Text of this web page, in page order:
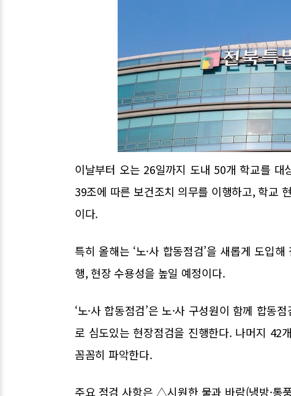
이날부터 오는 26일까지 도내 50개 학교를 대
39조에 따른 보건조치 의무를 이행하고, 학교
이다.
특히 올해는 ‘노·사 합동점검’을 새롭게 도입
행, 현장 수용성을 높일 예정이다.
‘노·사 합동점검’은 노·사 구성원이 함께 합동
로 심도있는 현장점검을 진행한다. 나머지 42
꼼꼼히 파악한다.
주요 점검 사항은 △시원한 물과 바람(냉방·